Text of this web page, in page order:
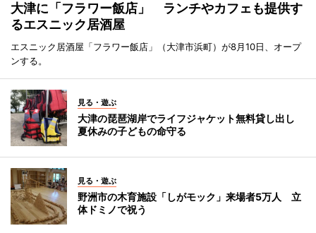
大津に「フラワー飯店」 ランチやカフェも提供す
るエスニック居酒屋
エスニック居酒屋「フラワー飯店」（大津市浜町）が8月10日、オープ
ンする。
見る・遊ぶ
大津の琵琶湖岸でライフジャケット無料貸し出し
夏休みの子どもの命守る
見る・遊ぶ
野洲市の木育施設「しがモック」来場者5万人 立
体ドミノで祝う